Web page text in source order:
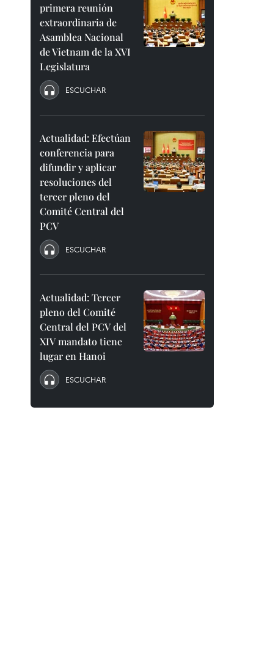
primera reunión
extraordinaria de
Asamblea Nacional
de Vietnam de la XVI
Legislatura
ESCUCHAR
Actualidad: Efectúan
conferencia para
difundir y aplicar
resoluciones del
tercer pleno del
Comité Central del
PCV
ESCUCHAR
Actualidad: Tercer
pleno del Comité
Central del PCV del
XIV mandato tiene
lugar en Hanoi
ESCUCHAR